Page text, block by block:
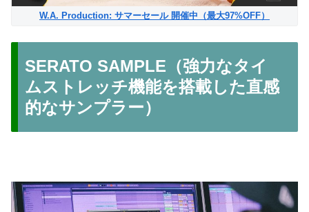
W.A. Production: サマーセール 開催中（最大97%OFF）
SERATO SAMPLE（強力なタイ
ムストレッチ機能を搭載した直感
的なサンプラー）